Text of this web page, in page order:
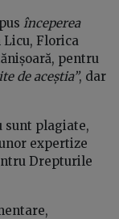
începerea
Florica
pentru
de aceștia”, dar
sunt plagiate,
expertize
Drepturile